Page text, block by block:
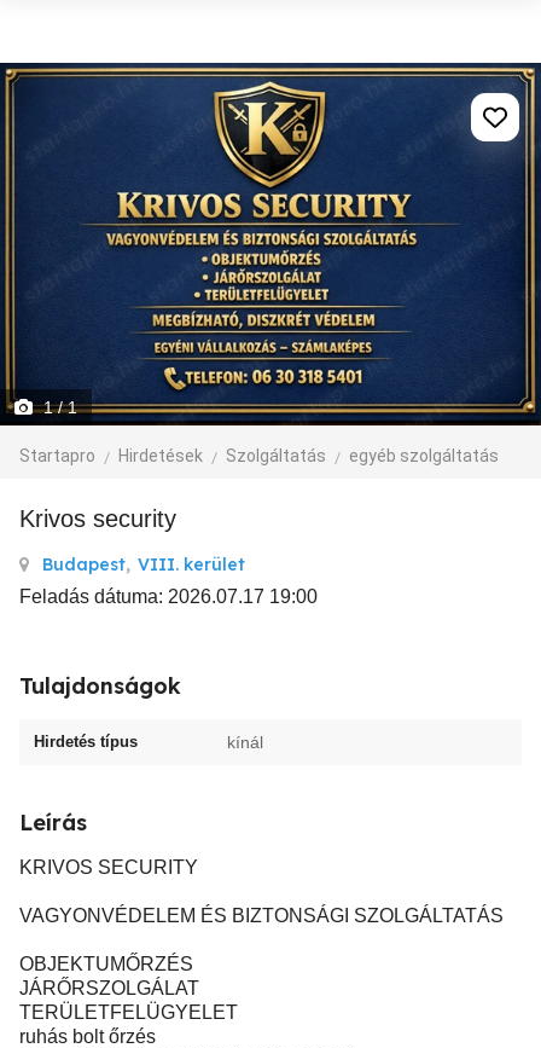
1/ 1
Startapro Hirdetések Szolgáltatás egyéb szolgáltatás
krivos security
Budapest, VIII. kerület
Feladás dátuma: 2026.07.17 19:00
Tulajdonságok
Hirdetés típus kínál
Leírás
KRIVOS SECURITY
VAGYONVÉDELEM ÉS BIZTONSÁGI SZOLGÁLTATÁS
OBJEKTUMŐRZÉS
JÁRŐRSZOLGÁLAT
TERÜLETFELÜGYELET
ruhás bolt őrzés